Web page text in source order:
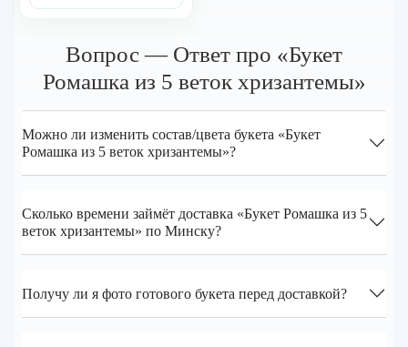
Вопрос — Ответ про «Букет
Ромашка из 5 веток хризантемы»
Можно ли изменить состав/цвета букета «Букет
Ромашка из 5 веток хризантемы»?
Сколько времени займёт доставка «Букет Ромашка из 5
веток хризантемы» по Минску?
Получу ли я фото готового букета перед доставкой?